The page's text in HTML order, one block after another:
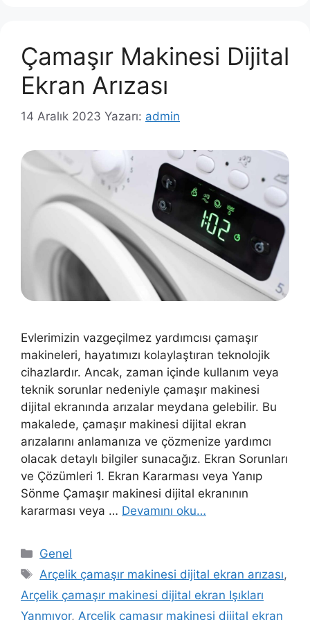
Çamaşır Makinesi Dijital
Ekran Arızası
14 Aralık 2023 Yazarı: admin
Evlerimizin vazgeçilmez yardımcısı çamaşır
makineleri, hayatımızı kolaylaştıran teknolojik
cihazlardır. Ancak, zaman içinde kullanım veya
teknik sorunlar nedeniyle çamaşır makinesi
dijital ekranında arızalar meydana gelebilir. Bu
makalede, çamaşır makinesi dijital ekran
arızalarını anlamanıza ve çözmenize yardımcı
olacak detaylı bilgiler sunacağız. Ekran Sorunları
ve Çözümleri 1. Ekran Kararması veya Yanıp
Sönme Çamaşır makinesi dijital ekranının
kararması veya … Devamını oku…
Kategoriler
Genel
Etiketler
Arçelik çamaşır makinesi dijital ekran arızası,
Arçelik çamaşır makinesi dijital ekran Işıkları
Yanmıyor, Arçelik çamaşır makinesi dijital ekran